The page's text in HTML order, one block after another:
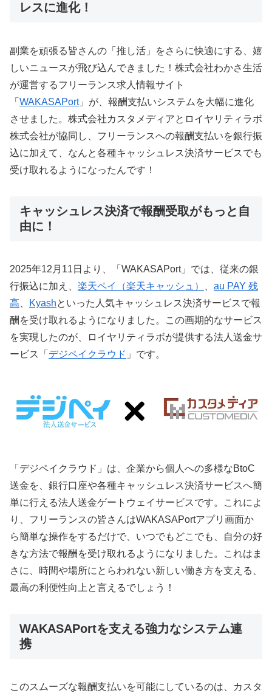
レスに進化！
副業を頑張る皆さんの「推し活」をさらに快適にする、嬉
しいニュースが飛び込んできました！株式会社わかさ生活
が運営するフリーランス求人情報サイト
「 WAKASAPort」が、報酬支払いシステムを大幅に進化
させました。株式会社カスタメディアとロイヤリティラボ
株式会社が協同し、フリーランスへの報酬支払いを銀行振
込に加えて、なんと各種キャッシュレス決済サービスでも
受け取れるようになったんです！
キャッシュレス決済で報酬受取がもっと自
由に！
2025年12月11日より、「WAKASAPort」では、従来の銀
行振込に加え、 楽天ペイ（楽天キャッシュ）
au PAY 残
高
Kyashといった人気キャッシュレス決済サービスで報
酬を受け取れるようになりました。この画期的なサービス
を実現したのが、ロイヤリティラボが提供する法人送金サ
ービス「 デジペイクラウド 」です。
「デジペイクラウド」は、企業から個人への多様なBtoC
送金を、銀行口座や各種キャッシュレス決済サービスへ簡
単に行える法人送金ゲートウェイサービスです。これによ
り、フリーランスの皆さんはWAKASAPortアプリ画面か
ら簡単な操作をするだけで、いつでもどこでも、自分の好
きな方法で報酬を受け取れるようになりました。これはま
さに、時間や場所にとらわれない新しい働き方を支える、
最高の利便性向上と言えるでしょう！
WAKASAPortを支える強力なシステム連
携
このスムーズな報酬支払いを可能にしているのは、カスタ